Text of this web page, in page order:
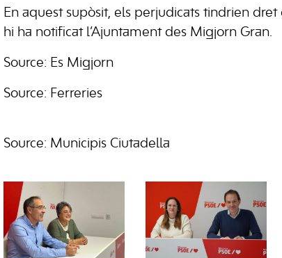
En aquest supòsit, els perjudicats tindrien
hi ha notificat l’Ajuntament des Migjorn Gran.
Source: Es Migjorn
Source: Ferreries
Source: Municipis Ciutadella